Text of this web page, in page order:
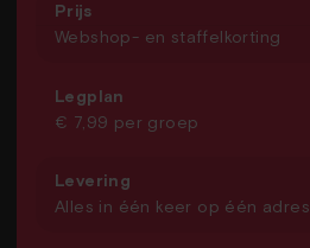
Prijs
Webshop- en staffelkorting
Legplan
€ 7,99 per groep
Levering
Alles in één keer op één adres